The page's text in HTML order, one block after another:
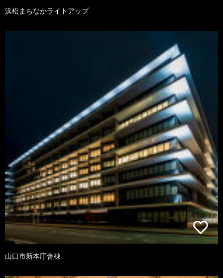
浜松まちなかライトアップ
山口市新本庁舎棟